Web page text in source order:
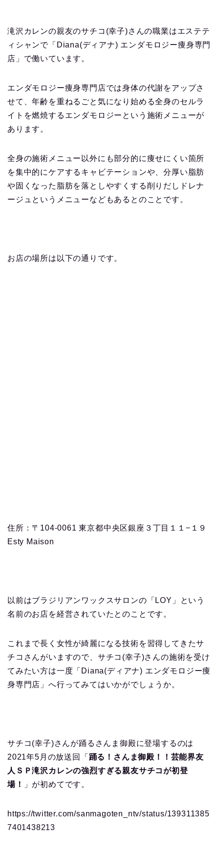
滝沢カレンの親友のサチコ(幸子)さんの職業はエステテ
ィシャンで「Diana(ディアナ) エンダモロジー痩身専門
店」で働いています。
エンダモロジー痩身専門店では身体の代謝をアップさ
せて、年齢を重ねるごと気になり始める全身のセルラ
イトを燃焼するエンダモロジーという施術メニューが
あります。
全身の施術メニュー以外にも部分的に痩せにくい箇所
を集中的にケアするキャビテーションや、分厚い脂肪
や固くなった脂肪を落としやすくする削りだしドレナ
ージュというメニューなどもあるとのことです。
お店の場所は以下の通りです。
住所：〒104-0061 東京都中央区銀座３丁目１１−１９
Esty Maison
以前はブラジリアンワックスサロンの「LOY」という
名前のお店を経営されていたとのことです。
これまで長く女性が綺麗になる技術を習得してきたサ
チコさんがいますので、サチコ(幸子)さんの施術を受け
てみたい方は一度「Diana(ディアナ) エンダモロジー痩
身専門店」へ行ってみてはいかがでしょうか。
サチコ(幸子)さんが踊るさんま御殿に登場するのは
2021年5月の放送回「 踊る！さんま御殿！！芸能界友
人ＳＰ滝沢カレンの強烈すぎる親友サチコが初登
場！
」が初めてです。
https://twitter.com/sanmagoten_ntv/status/139311385
7401438213